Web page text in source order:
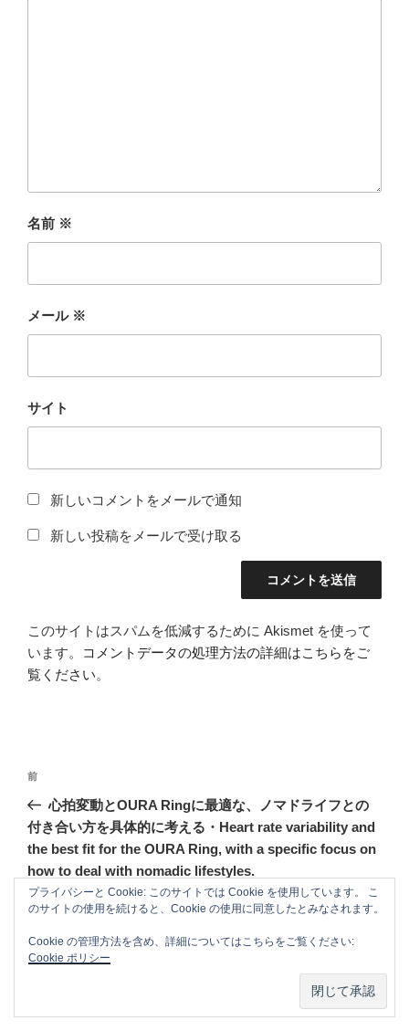
名前 ※
メール ※
サイト
新しいコメントをメールで通知
新しい投稿をメールで受け取る
このサイトはスパムを低減するために Akismet を使って
います。
コメントデータの処理方法の詳細はこちらをご
覧ください。
投
ナ
ビ
ゲ
ー
シ
ョ
ン
前
の
投
稿
前
心拍変動とOURA Ringに最適な、ノマドライフとの
付き合い方を具体的に考える・Heart rate variability and
the best fit for the OURA Ring, with a specific focus on
how to deal with nomadic lifestyles.
次
の
投
次
睡眠効率とOURA Ringに最適な、ノマドライフとの付き
合い方を具体的に考える・Sleep efficiency and the best
for the OURA Ring, and specifically how to deal with
プライバシーと Cookie: このサイトでは Cookie を使用しています。 こ
のサイトの使用を続けると、Cookie の使用に同意したとみなされます。
Cookie の管理方法を含め、詳細についてはこちらをご覧ください:
Cookie ポリシー